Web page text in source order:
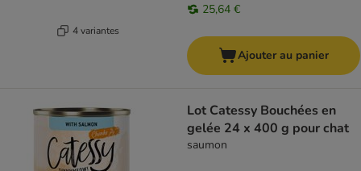
4 variantes
25,64 €
Ajouter au panier
Lot Catessy Bouchées en
gelée 24 x 400 g pour chat
saumon